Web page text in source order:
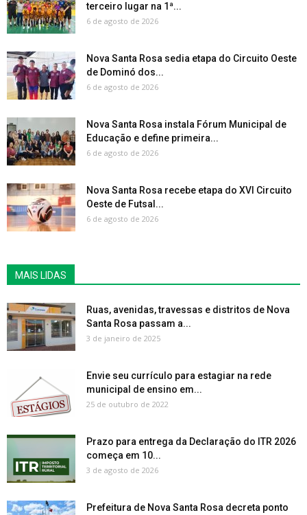
terceiro lugar na 1ª...
6 de agosto de 2026
Nova Santa Rosa sedia etapa do Circuito Oeste
de Dominó dos...
6 de agosto de 2026
Nova Santa Rosa instala Fórum Municipal de
Educação e define primeira...
6 de agosto de 2026
Nova Santa Rosa recebe etapa do XVI Circuito
Oeste de Futsal...
6 de agosto de 2026
MAIS LIDAS
Ruas, avenidas, travessas e distritos de Nova
Santa Rosa passam a...
3 de janeiro de 2025
Envie seu currículo para estagiar na rede
municipal de ensino em...
25 de outubro de 2022
Prazo para entrega da Declaração do ITR 2026
começa em 10...
3 de agosto de 2026
Prefeitura de Nova Santa Rosa decreta ponto